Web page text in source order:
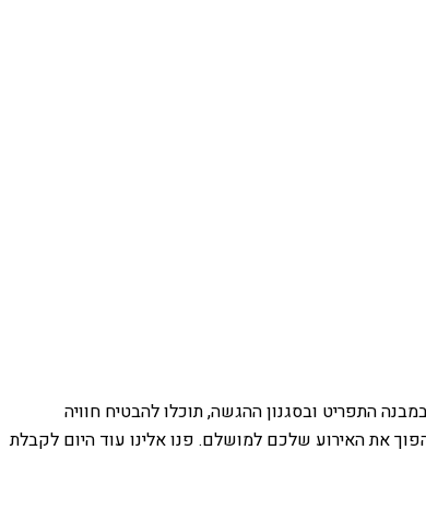
התפריט ובסגנון ההגשה, תוכלו להבטיח חוויה
את האירוע שלכם למושלם. פנו אלינו עוד היום לקבלת